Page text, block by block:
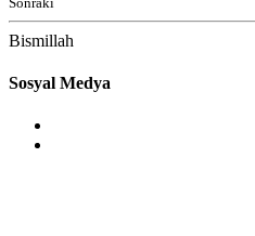
Bismillah
Sosyal Medya